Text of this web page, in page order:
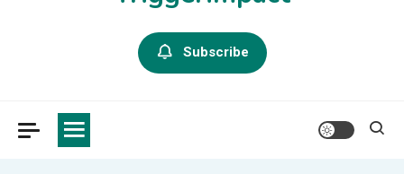
Subscribe